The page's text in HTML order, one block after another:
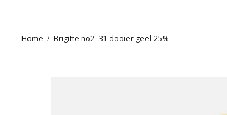
Home / Brigitte no2 -31 dooier geel-25%